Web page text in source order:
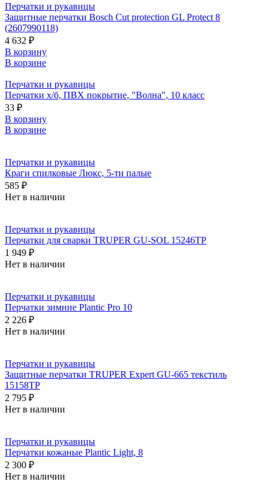
Перчатки и рукавицы
Защитные перчатки Bosch Cut protection GL Protect 8
(2607990118)
4 632 ₽
В корзину
В корзине
Перчатки и рукавицы
Перчатки х/б, ПВХ покрытие, "Волна", 10 класс
33 ₽
В корзину
В корзине
Перчатки и рукавицы
Краги спилковые Люкс, 5-ти палые
585 ₽
Нет в наличии
Перчатки и рукавицы
Перчатки для сварки TRUPER GU-SOL 15246TP
1 949 ₽
Нет в наличии
Перчатки и рукавицы
Перчатки зимние Plantic Pro 10
2 226 ₽
Нет в наличии
Перчатки и рукавицы
Защитные перчатки TRUPER Expert GU-665 текстиль
15158TP
2 795 ₽
Нет в наличии
Перчатки и рукавицы
Перчатки кожаные Plantic Light, 8
2 300 ₽
Нет в наличии